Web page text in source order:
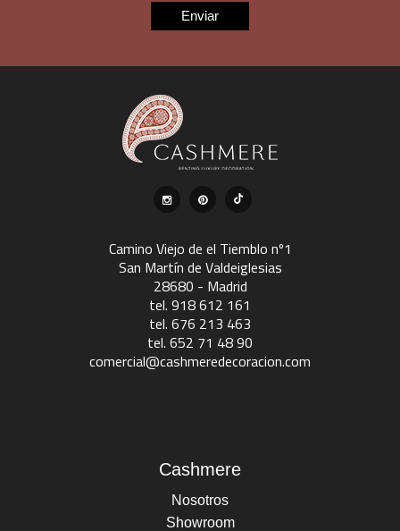
Camino Viejo de el Tiemblo nº1
San Martín de Valdeiglesias
28680 - Madrid
tel. 918 612 161
tel. 676 213 463
tel. 652 71 48 90
comercial@cashmeredecoracion.com
Cashmere
Nosotros
Showroom